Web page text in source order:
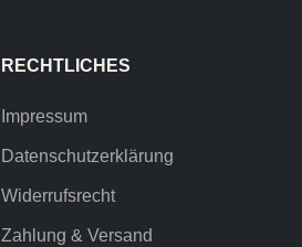
RECHTLICHES
Impressum
Datenschutzerklärung
Widerrufsrecht
Zahlung & Versand